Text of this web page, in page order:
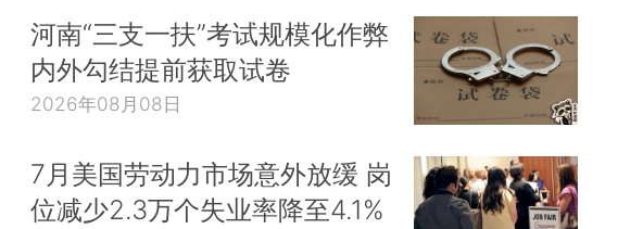
河南“三支一扶”考试规模化作弊
内外勾结提前获取试卷
2026年08月08日
7月美国劳动力市场意外放缓 岗
位减少2.3万个失业率降至4.1%